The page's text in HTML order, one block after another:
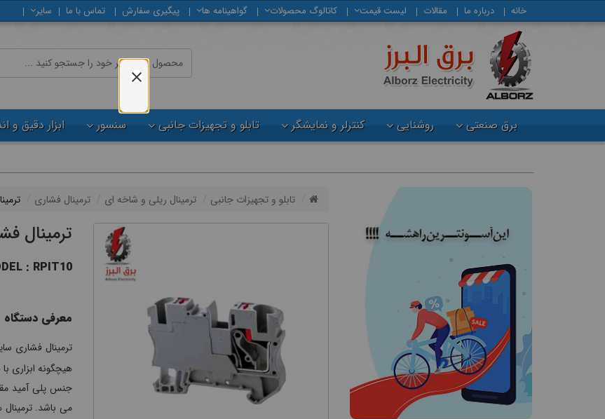
خانه درباره ما مقالات لیست قیمت كاتالوگ محصولات گواهینامه ها پیگیری سفارش تماس با ما سایر
برق صنعتی روشنایی کنترلر و نمایشگر تابلو و تجهیزات جانبی سنسور ابزار دقیق و
تابلو و تجهیزات جانبی ترمینال ریلی و شاخه ای ترمینال فشاری
ترمینال
: RPIT10
معرفی دستگاه
ترمینال فشاری سایز
هیچگونه ابزاری